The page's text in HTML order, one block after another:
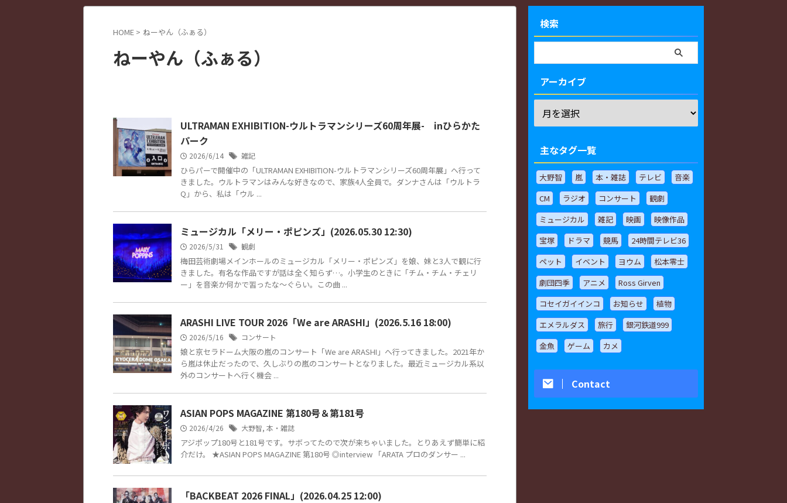
HOME > ねーやん（ふぁる）
ねーやん（ふぁる）
ULTRAMAN EXHIBITION-ウルトラマンシリーズ60周年展- inひらかた
パーク
2026/6/14 雑記
ひらパーで開催中の「ULTRAMAN EXHIBITION-ウルトラマンシリーズ60周年展」へ行って
きました。ウルトラマンはみんな好きなので、家族4人全員で。ダンナさんは「ウルトラ
Q」から、私は「ウル ...
ミュージカル「メリー・ポピンズ」(2026.05.30 12:30)
2026/5/31 観劇
梅田芸術劇場メインホールのミュージカル「メリー・ポピンズ」を娘、妹と3人で観に行
きました。有名な作品ですが話は全く知らず…。小学生のときに「チム・チム・チェリ
ー」を音楽か何かで習ったな～ぐらい。この曲 ...
ARASHI LIVE TOUR 2026「We are ARASHI」(2026.5.16 18:00)
2026/5/16 コンサート
娘と京セラドーム大阪の嵐のコンサート「We are ARASHI」へ行ってきました。2021年か
ら嵐は休止だったので、久しぶりの嵐のコンサートとなりました。最近ミュージカル系以
外のコンサートへ行く機会 ...
ASIAN POPS MAGAZINE 第180号＆第181号
2026/4/26 大野智, 本・雑誌
アジポップ180号と181号です。サボってたので次が来ちゃいました。とりあえず簡単に紹
介だけ。 ★ASIAN POPS MAGAZINE 第180号 ◎interview 「ARATA プロのダンサー ...
「BACKBEAT 2026 FINAL」(2026.04.25 12:00)
検索
アーカイブ
主なタグ一覧
大野智 嵐 本・雑誌 テレビ
音楽
CM
ラジオ コンサート
観劇
ミュージカル
雑記 映画
映像作品
宝塚
ドラマ 競馬
24時間テレビ36
ペット
イベント ヨウム
松本零士
劇団四季
アニメ
Ross Girven
コセイガイインコ
お知らせ
植物
エメラルダス
旅行
銀河鉄道999
金魚
ゲーム カメ
Contact